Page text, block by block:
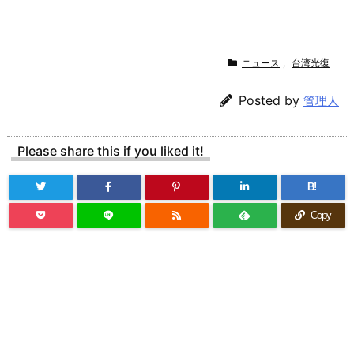
ニュース , 台湾光復
Posted by 管理人
Please share this if you liked it!
B!
Copy